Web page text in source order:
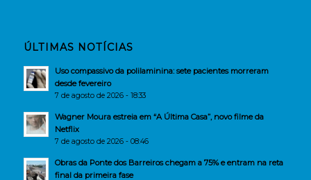
ÚLTIMAS NOTÍCIAS
Uso compassivo da polilaminina: sete pacientes morreram
desde fevereiro
7 de agosto de 2026 - 18:33
Wagner Moura estreia em “A Última Casa”, novo filme da
Netflix
7 de agosto de 2026 - 08:46
Obras da Ponte dos Barreiros chegam a 75% e entram na reta
final da primeira fase